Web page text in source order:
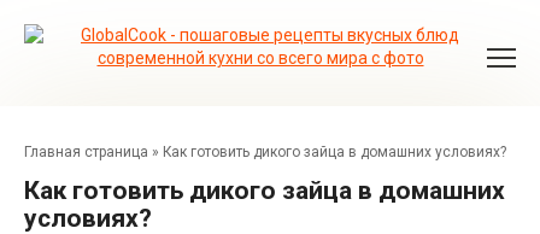
Главная страница » Как готовить дикого зайца в домашних условиях?
Как готовить дикого зайца в домашних
условиях?